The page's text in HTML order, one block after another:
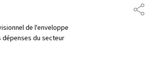
de l'enveloppe
du secteur